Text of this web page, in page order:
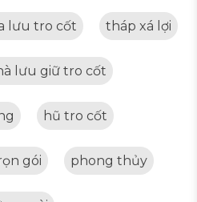
lưu tro cốt tháp xá lợi
lưu giữ tro cốt
hũ tro cốt
gói phong thủy